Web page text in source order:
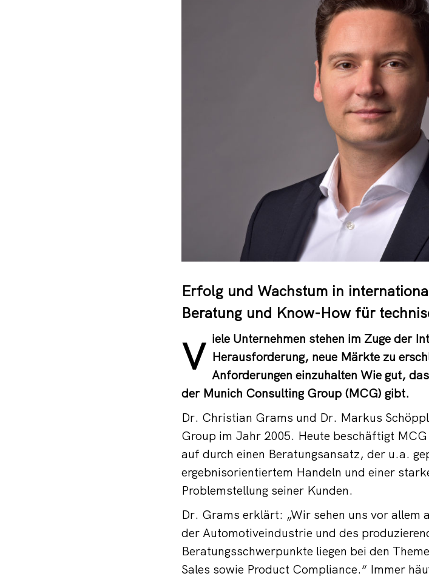
Erfolg und Wachstum in
Beratung und Know-How für
V iele Unternehmen stehen im Zuge der
Herausforderung, neue Märkte zu
Anforderungen einzuhalten Wie gut,
der Munich Consulting Group (MCG) gibt.
Dr. Christian Grams und Dr. Markus
Group im Jahr 2005. Heute beschäftigt
auf durch einen Beratungsansatz, der u.a.
ergebnisorientiertem Handeln und einer
Problemstellung seiner Kunden.
Dr. Grams erklärt: „Wir sehen uns vor allem
der Automotiveindustrie und des
Beratungsschwerpunkte liegen bei den
Sales sowie Product Compliance.“ Immer